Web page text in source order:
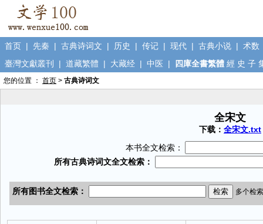
首页 | 先秦 | 古典诗词文 | 历史 | 传记 | 现代 | 古典小说 | 术数
臺灣文獻叢刊
| 道藏繁體 | 大藏经 | 中医 | 四庫全書繁體 經 史 子
您的位置 ： 首页 > 古典诗词文
全宋文
下载： 全宋文.txt
本书全文检索：